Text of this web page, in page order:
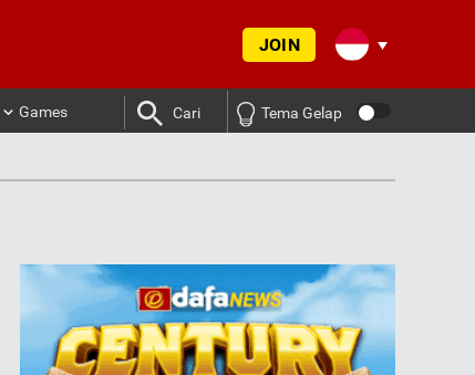
JOIN
Games Cari Tema Gelap